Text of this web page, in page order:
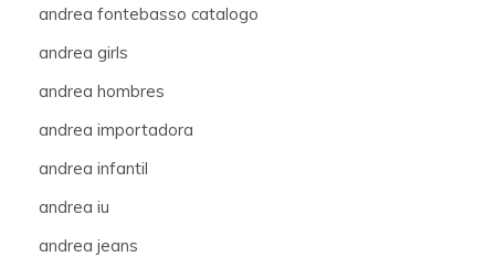
andrea fontebasso catalogo
andrea girls
andrea hombres
andrea importadora
andrea infantil
andrea iu
andrea jeans